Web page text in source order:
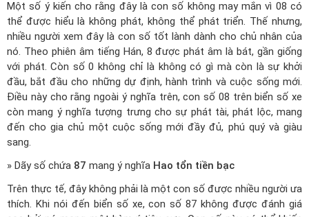
Một số ý kiến cho rằng đây là con số không may mắn vì 08 có
thể được hiểu là không phát, không thể phát triển. Thế nhưng,
nhiều người xem đây là con số tốt lành dành cho chủ nhân của
nó. Theo phiên âm tiếng Hán, 8 được phát âm là bát, gần giống
với phát. Còn số 0 không chỉ là không có gì mà còn là sự khởi
đầu, bắt đầu cho những dự định, hành trình và cuộc sống mới.
Điều này cho rằng ngoài ý nghĩa trên, con số 08 trên biển số xe
còn mang ý nghĩa tượng trưng cho sự phát tài, phát lộc, mang
đến cho gia chủ một cuộc sống mới đầy đủ, phú quý và giàu
sang.
» Dãy số chứa 87 mang ý nghĩa Hao tổn tiền bạc
Trên thực tế, đây không phải là một con số được nhiều người ưa
thích. Khi nói đến biển số xe, con số 87 không được đánh giá